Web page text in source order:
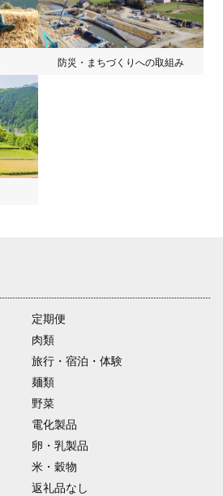
防災・まちづくりへの取組み
定期便
肉類
旅行・宿泊・体験
麺類
野菜
電化製品
卵・乳製品
米・穀物
返礼品なし